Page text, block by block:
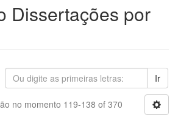
Dissertações por
Ir
no momento 119-138 of 370